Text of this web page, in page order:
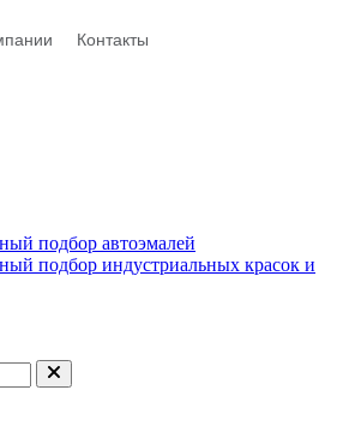
Контакты
подбор автоэмалей
подбор индустриальных красок и